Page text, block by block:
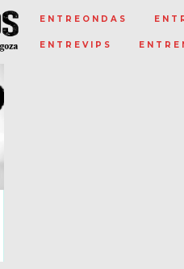
ENTREONDAS
ENTREVIPS